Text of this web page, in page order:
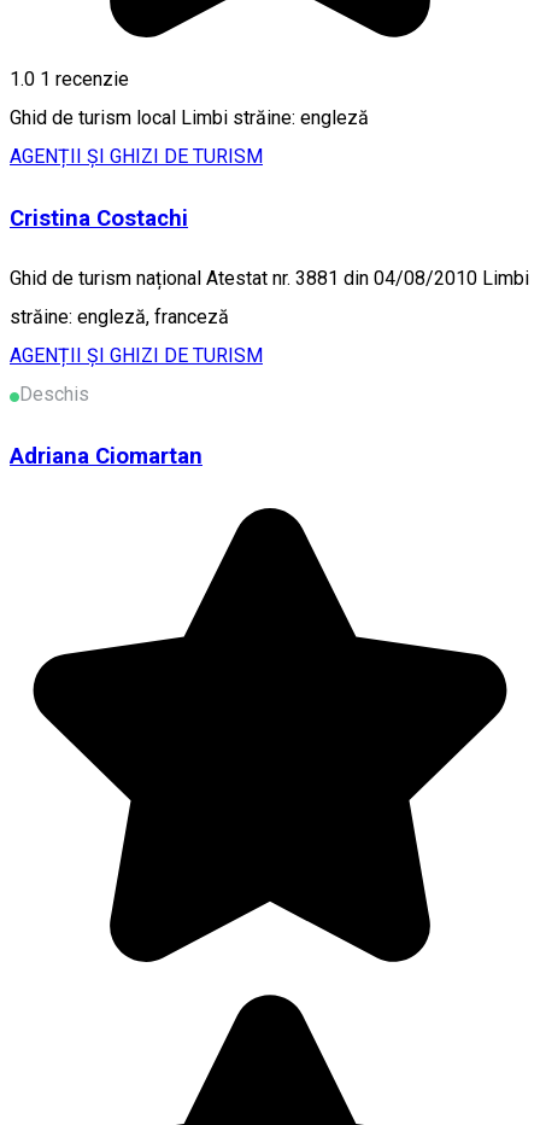
1.0 1 recenzie
Ghid de turism local Limbi străine: engleză
AGENȚII ȘI GHIZI DE TURISM
Cristina Costachi
Ghid de turism național Atestat nr. 3881 din 04/08/2010 Limbi
străine: engleză, franceză
AGENȚII ȘI GHIZI DE TURISM
Deschis
Adriana Ciomartan